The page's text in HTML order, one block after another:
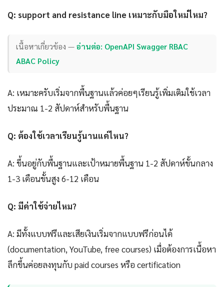
Q: support and resistance line เหมาะกับมือใหม่ไหม?
เนื้อหาเกี่ยวข้อง —อ่านต่อ: OpenAPI Swagger RBAC
ABAC Policy
A: เหมาะครับเริ่มจากพื้นฐานแล้วค่อยๆเรียนรู้เพิ่มเติมใช้เวลา
ประมาณ 1-2 สัปดาห์สำหรับพื้นฐาน
Q: ต้องใช้เวลาเรียนรู้นานแค่ไหน?
A: ขึ้นอยู่กับพื้นฐานและเป้าหมายพื้นฐาน 1-2 สัปดาห์ขั้นกลาง
1-3 เดือนขั้นสูง 6-12 เดือน
Q: มีค่าใช้จ่ายไหม?
A: มีทั้งแบบฟรีและเสียเงินเริ่มจากแบบฟรีก่อนได้
(documentation, YouTube, free courses) เมื่อต้องการเนื้อหา
ลึกขึ้นค่อยลงทุนกับ paid courses หรือ certification